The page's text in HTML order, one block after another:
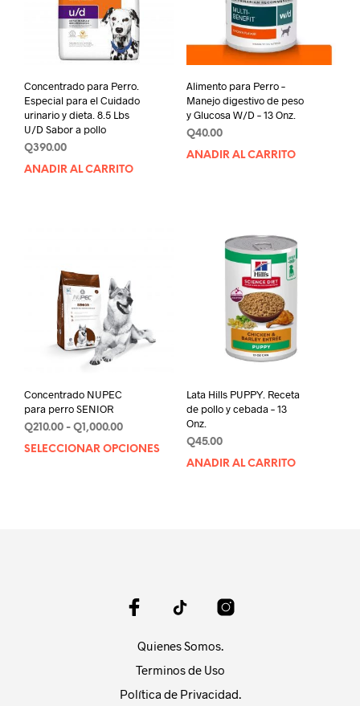
Concentrado para Perro.
Especial para el Cuidado
urinario y dieta. 8.5 Lbs
U/D Sabor a pollo
Q390.00
AÑADIR AL CARRITO
Alimento para Perro –
Manejo digestivo de peso
y Glucosa W/D – 13 Onz.
Q40.00
AÑADIR AL CARRITO
Concentrado NUPEC
para perro SENIOR
Q210.00 - Q 1,000.00Rango
de
SELECCIONAR OPCIONES
Este
producto
elegir
página
de
producto
Lata Hills PUPPY. Receta
de pollo y cebada – 13
Onz.
Q45.00
AÑADIR AL CARRITO
Quienes Somos.
Terminos de Uso
Política de Privacidad.